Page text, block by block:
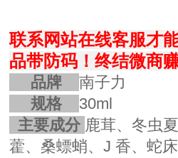
联系网站在线客服才
品带防码！终结微商
品牌
南子力
规格
30ml
主要成分 鹿茸、冬虫
藿、桑螵蛸、J 香、蛇